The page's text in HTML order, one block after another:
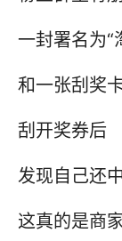
一封署名为“
和一张刮奖
刮开奖券后
发现自己还
这真的是商